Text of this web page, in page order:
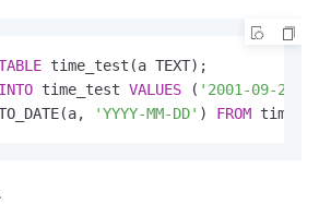
INTO time_test VALUES ( '2001-09-28
'YYYY-MM-DD' ) FROM